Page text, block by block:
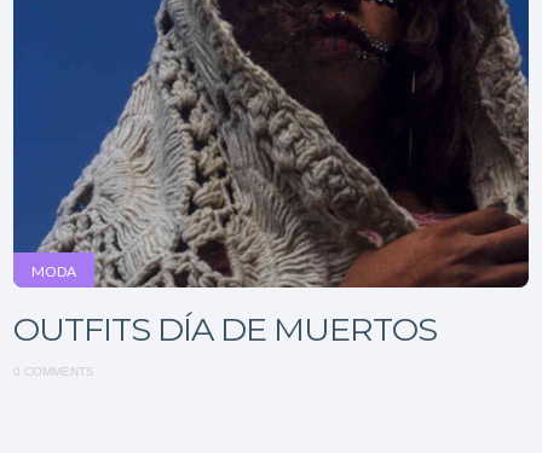
MODA
OUTFITS DÍA DE MUERTOS
0 COMMENTS